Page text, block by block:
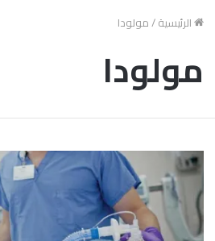
الرئيسية/مولودا
مولودا